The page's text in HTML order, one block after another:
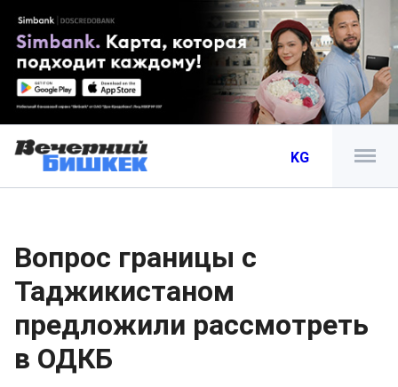
KG
Вопрос границы с
Таджикистаном
предложили рассмотреть
в ОДКБ